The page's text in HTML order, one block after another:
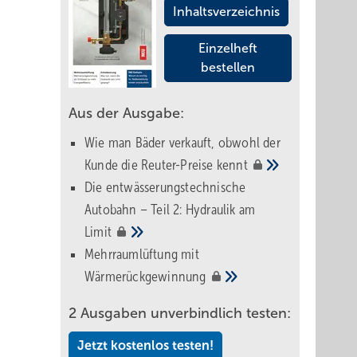
Inhaltsverzeichnis
Einzelheft
bestellen
Aus der Ausgabe:
Wie man Bäder verkauft, obwohl der
Kunde die Reuter-Preise kennt
Die entwässerungstechnische
Autobahn – Teil 2: Hydraulik am
Limit
Mehrraumlüftung mit
Wärmerückgewinnung
2 Ausgaben unverbindlich testen:
Jetzt kostenlos testen!